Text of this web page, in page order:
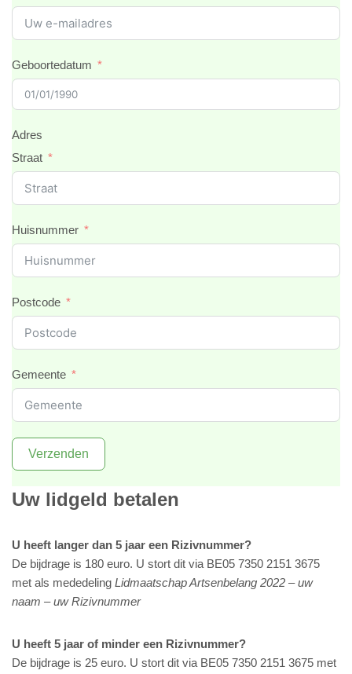
Geboortedatum
Adres
Straat
Huisnummer
Postcode
Gemeente
Verzenden
Uw lidgeld betalen
U heeft langer dan 5 jaar een Rizivnummer?
De bijdrage is 180 euro. U stort dit via BE05 7350 2151 3675
met als mededeling Lidmaatschap Artsenbelang 2022 – uw
naam – uw Rizivnummer
U heeft 5 jaar of minder een Rizivnummer?
De bijdrage is 25 euro. U stort dit via BE05 7350 2151 3675 met